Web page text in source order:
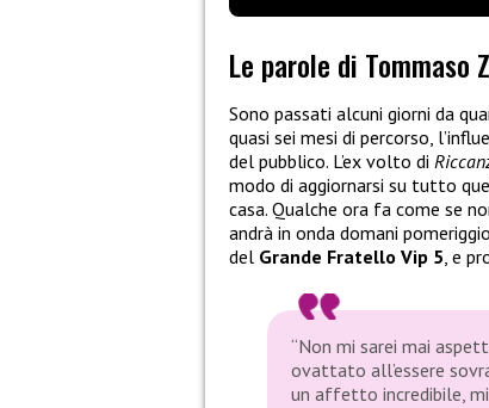
Le parole di Tommaso
Sono passati alcuni giorni da
quasi sei mesi di percorso,
del pubblico. L’ex volto di
modo di aggiornarsi su tutto
casa. Qualche ora fa come se
andrà in onda domani
del Grande Fratello Vip 5, e
“Non mi sarei mai
ovattato all’essere
un affetto incredibile, mi